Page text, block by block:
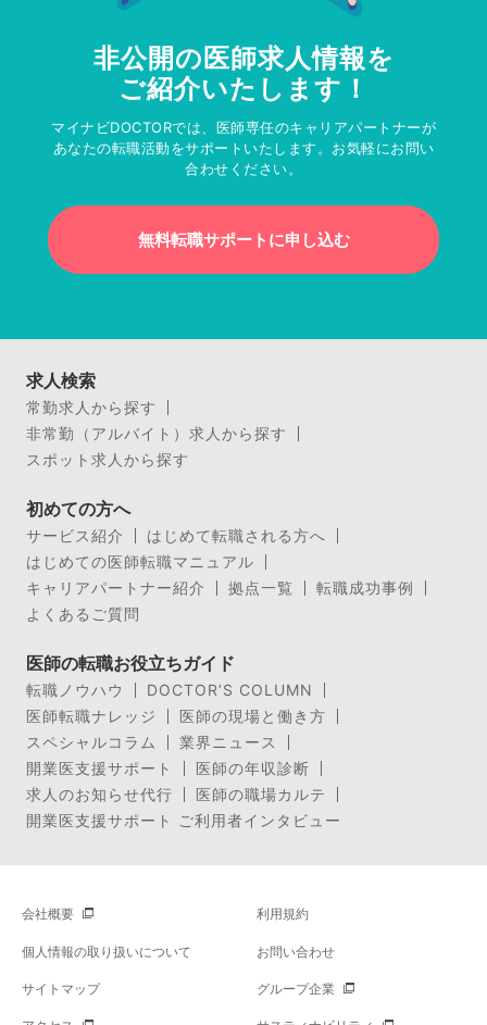
非公開の医師求人情報を
ご紹介いたします！
マイナビDOCTORでは、医師専任のキャリアパートナーが
あなたの転職活動をサポートいたします。お気軽にお問い
合わせください。
無料転職サポートに申し込む
求人検索
常勤求人から探す
非常勤（アルバイト）求人から探す
スポット求人から探す
初めての方へ
サービス紹介
はじめて転職される方へ
はじめての医師転職マニュアル
キャリアパートナー紹介
拠点一覧
転職成功事例
よくあるご質問
医師の転職お役立ちガイド
転職ノウハウ
DOCTOR’S COLUMN
医師転職ナレッジ
医師の現場と働き方
スペシャルコラム
業界ニュース
開業医支援サポート
医師の年収診断
求人のお知らせ代行
医師の職場カルテ
開業医支援サポート ご利用者インタビュー
会社概要 利用規約
個人情報の取り扱いについて お問い合わせ
サイトマップ グループ企業